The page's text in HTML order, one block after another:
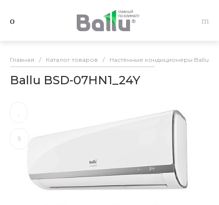
Главная / Каталог товаров / Настенные кондиционеры Ballu
Ballu BSD-07HN1_24Y